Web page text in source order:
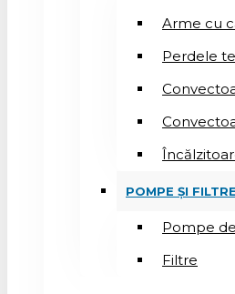
Arme cu
Perdele
POMPE ȘI FILTRE
Pompe
Filtre